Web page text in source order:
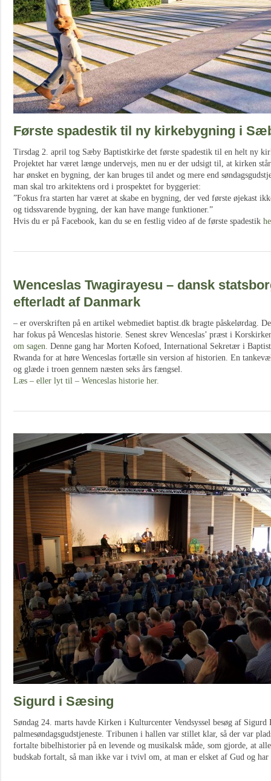
Første spadestik til ny kirkebygning i
Tirsdag 2. april tog Sæby Baptistkirke det første spadestik til en helt ny
Projektet har været længe undervejs, men nu er der udsigt til, at kirken
har ønsket en bygning, der kan bruges til andet og mere end
man skal tro arkitektens ord i prospektet for byggeriet:
”Fokus fra starten har været at skabe en bygning, der ved første øjekast
og tidssvarende bygning, der kan have mange funktioner.”
Hvis du er på Facebook, kan du se en festlig video af de første spadestik
Wenceslas Twagirayesu – dansk
efterladt af Danmark
– er overskriften på en artikel webmediet baptist.dk bragte påskelørdag.
har fokus på Wenceslas historie. Senest skrev Wenceslas’ præst i
om sagen. Denne gang har Morten Kofoed, International Sekretær i
Rwanda for at høre Wenceslas fortælle sin version af historien. En
og glæde i troen gennem næsten seks års fængsel.
Læs – eller lyt til – Wenceslas historie her.
Sigurd i Sæsing
Søndag 24. marts havde Kirken i Kulturcenter Vendsyssel besøg af Sigurd
palmesøndagsgudstjeneste. Tribunen i hallen var stillet klar, så der var
fortalte bibelhistorier på en levende og musikalsk måde, som gjorde, at
budskab fortalt, så man ikke var i tvivl om, at man er elsket af Gud og har